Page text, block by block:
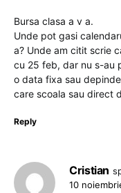
Bursa clasa a v a.
Unde pot gasi
a? Unde am citit scrie
cu 25 feb, dar nu s-au
o data fixa sau
care scoala sau direct
Reply
Cristian
10